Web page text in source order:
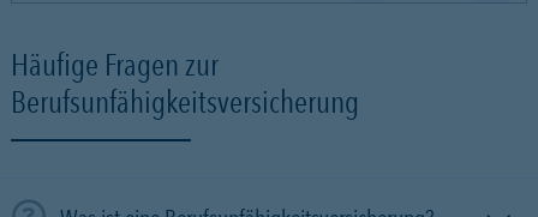
Häufige Fragen zur
Berufsunfähigkeitsversicherung